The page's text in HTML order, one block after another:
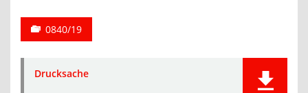
0840/19
Drucksache